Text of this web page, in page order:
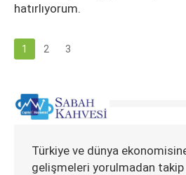
hatırlıyorum.
1 2 3
Türkiye ve dünya
gelişmeleri yorulmadan